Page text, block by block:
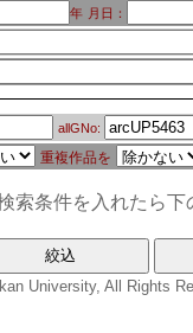
年 月日：
allGNo:
重複作品を
索条件を入れたら
University, All Rights